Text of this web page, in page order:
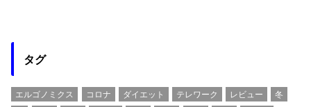
タグ
エルゴノミクス コロナ ダイエット テレワーク レビュー
冬